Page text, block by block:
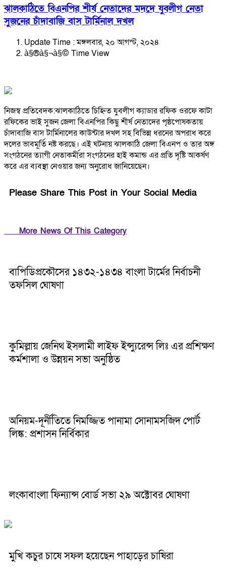
ঝালকাঠিতে বিএনপির শীর্ষ নেতাদের মদদে যুবলীগ নেতা
সুজনের চাঁদাবাজি বাস টার্মিনাল দখল
Update Time : মঙ্গলবার, ২০ আগস্ট, ২০২৪
à§®à§¬à§© Time View
নিজস্ব প্রতিবেদক:ঝালকাঠিতে চিহ্নিত যুবলীগ ক্যাডার রফিক ওরফে কাটা
রফিকের ভাই সুজন জেলা বিএনপির কিছু শীর্ষ নেতাদের পৃষ্ঠপোষকতায়
চাঁদাবাজি বাস টার্মিনালের কাউন্টার দখল সহ বিভিন্ন ধরনের অপরাধ করে
দলের ভাবমূর্তি নষ্ট করছে। এই ঘটনায় ঝালকাঠি জেলা বিএনপ ও তার অঙ্গ
সংগঠনের ত্যাগী নেতাকর্মীরা সংগঠনের হাই কমান্ড এর প্রতি দৃষ্টি আকর্ষণ
করে এর ব্যবস্থা নেওয়ার জন্য অনুরোধ জানিয়েছেন।
Please Share This Post in Your Social Media
More News Of This Category
বাপিডিপ্রকৌসের ১৪৩২-১৪৩৪ বাংলা টার্মের নির্বাচনী
তফসিল ঘোষণা
কুমিল্লায় জেনিথ ইসলামী লাইফ ইন্স্যুরেন্স লিঃ এর প্রশিক্ষণ
কর্মশালা ও উন্নয়ন সভা অনুষ্ঠিত
অনিয়ম-দূর্নীতিতে নিমজ্জিত পানামা সোনামসজিদ পোর্ট
লিঙ্ক: প্রশাসন নির্বিকার
লংকাবাংলা ফিন্যান্স বোর্ড সভা ২৯ অক্টোবর ঘোষণা
মুখি কচুর চাষে সফল হয়েছেন পাহাড়ের চাষিরা